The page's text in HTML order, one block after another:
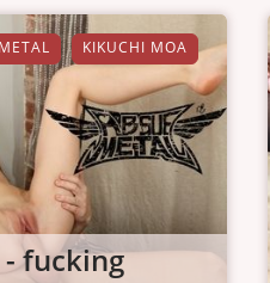
KIKUCHI MOA
fucking